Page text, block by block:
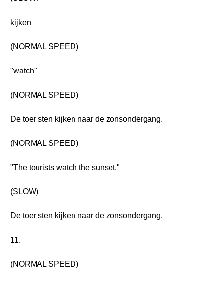
kijken
(NORMAL SPEED)
"watch"
(NORMAL SPEED)
De toeristen kijken naar de zonsondergang.
(NORMAL SPEED)
"The tourists watch the sunset."
(SLOW)
De toeristen kijken naar de zonsondergang.
11.
(NORMAL SPEED)